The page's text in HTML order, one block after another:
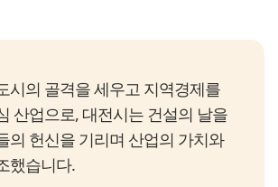
시의 골격을 세우고 지역경제를
산업으로, 대전시는 건설의 날을
의 헌신을 기리며 산업의 가치와
했습니다.